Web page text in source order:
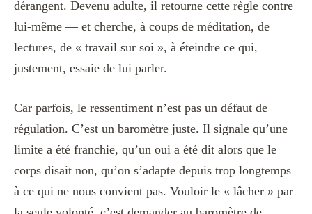
dérangent. Devenu adulte, il retourne cette règle contre
lui-même — et cherche, à coups de méditation, de
lectures, de « travail sur soi », à éteindre ce qui,
justement, essaie de lui parler.
Car parfois, le ressentiment n’est pas un défaut de
régulation. C’est un baromètre juste. Il signale qu’une
limite a été franchie, qu’un oui a été dit alors que le
corps disait non, qu’on s’adapte depuis trop longtemps
à ce qui ne nous convient pas. Vouloir le « lâcher » par